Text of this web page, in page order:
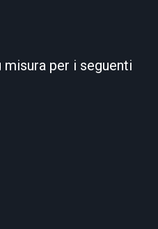
per i seguenti